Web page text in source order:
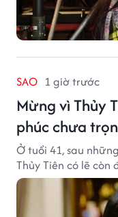
SAO 1 giờ trước
Mừng vì Thủy
phúc chưa
Ở tuổi 41, sau
Thủy Tiên có lẽ